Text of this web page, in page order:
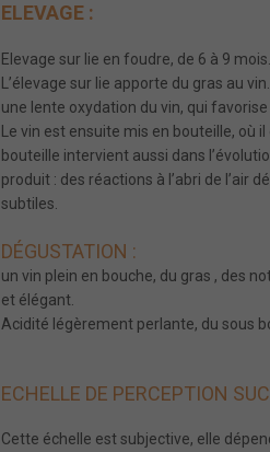
ELEVAGE :
Elevage sur lie en foudre, de 6 à 9 mois.
L’élevage sur lie apporte du gras au
une lente oxydation du vin, qui
Le vin est ensuite mis en bouteille, où
bouteille intervient aussi dans
produit : des réactions à l’abri de l’air
subtiles.
DÉGUSTATION :
un vin plein en bouche, du gras , des
et élégant.
Acidité légèrement perlante, du sous
ECHELLE DE PERCEPTION
Cette échelle est subjective, elle